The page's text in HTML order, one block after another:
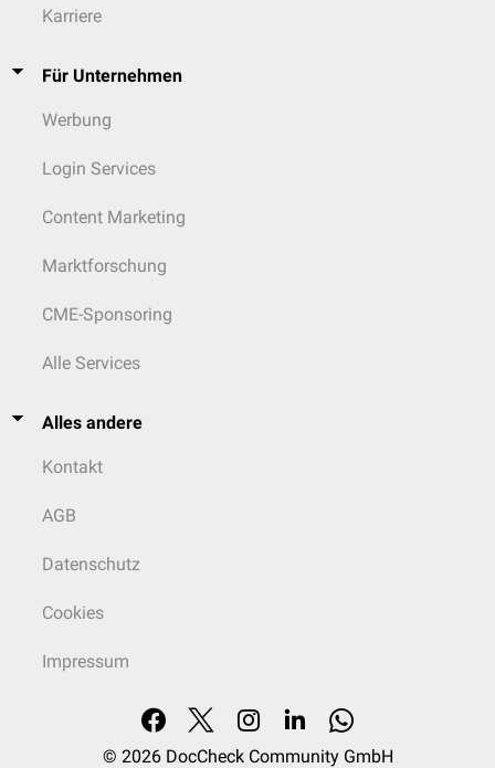
Karriere
Für Unternehmen
Werbung
Login Services
Content Marketing
Marktforschung
CME-Sponsoring
Alle Services
Alles andere
Kontakt
AGB
Datenschutz
Cookies
Impressum
© 2026 DocCheck Community GmbH